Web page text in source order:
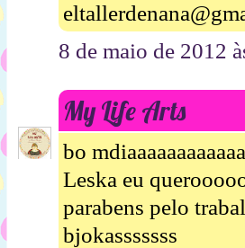
8 de maio de 2012
My Life Arts
bo
Leska eu
parabens pelo
bjokasssssss